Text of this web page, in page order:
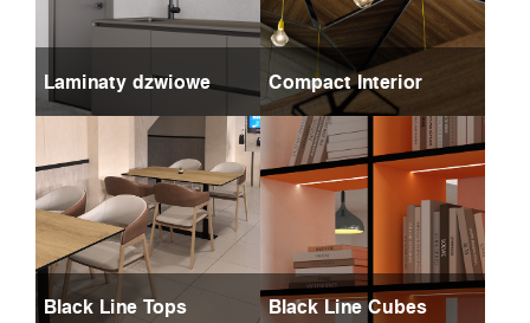
Laminaty dzwiowe Compact Interior
Black Line Tops Black Line Cubes